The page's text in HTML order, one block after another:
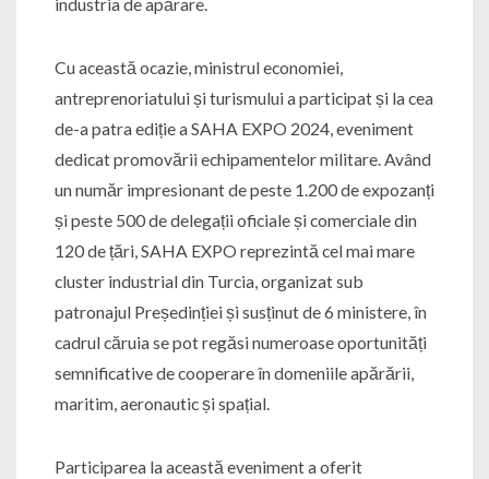
Cu această ocazie, ministrul economiei,
antreprenoriatului și turismului a participat și la cea
de-a patra ediție a SAHA EXPO 2024, eveniment
dedicat promovării echipamentelor militare. Având
un număr impresionant de peste 1.200 de expozanți
și peste 500 de delegații oficiale și comerciale din
120 de țări, SAHA EXPO reprezintă cel mai mare
cluster industrial din Turcia, organizat sub
patronajul Președinției și susținut de 6 ministere, în
cadrul căruia se pot regăsi numeroase oportunități
semnificative de cooperare în domeniile apărării,
maritim, aeronautic și spațial.
Participarea la această eveniment a oferit